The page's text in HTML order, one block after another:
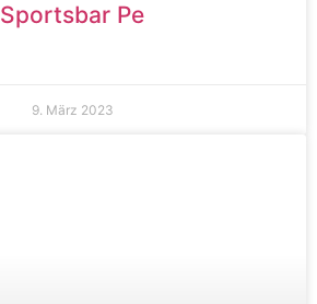
Sportsbar Pe
9. März 2023